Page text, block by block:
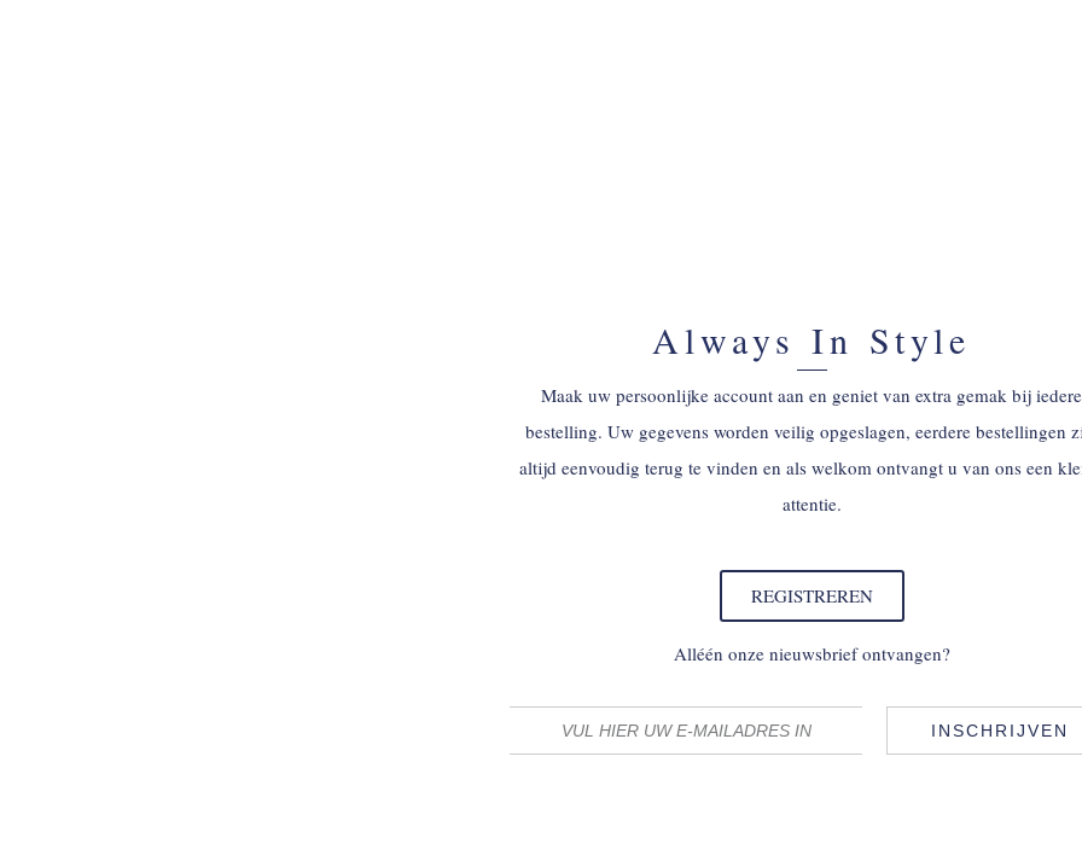
Always In Style
Maak uw persoonlijke account aan en geniet van extra gemak bij iedere
bestelling. Uw gegevens worden veilig opgeslagen, eerdere bestellingen
altijd eenvoudig terug te vinden en als welkom ontvangt u van ons een
attentie.
REGISTREREN
Alléén onze nieuwsbrief ontvangen?
INSCHRIJVEN